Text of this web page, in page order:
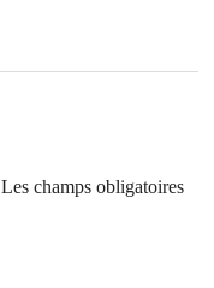
Les champs obligatoires